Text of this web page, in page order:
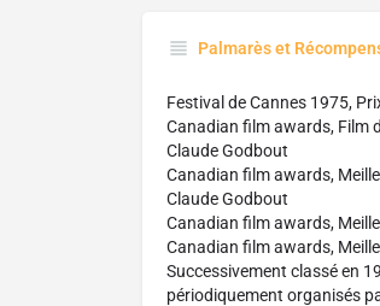
Palmarès et
Festival de Cannes 1975,
Canadian film awards, Film
Claude Godbout
Canadian film awards,
Claude Godbout
Canadian film awards,
Canadian film awards,
Successivement classé en
périodiquement organisés